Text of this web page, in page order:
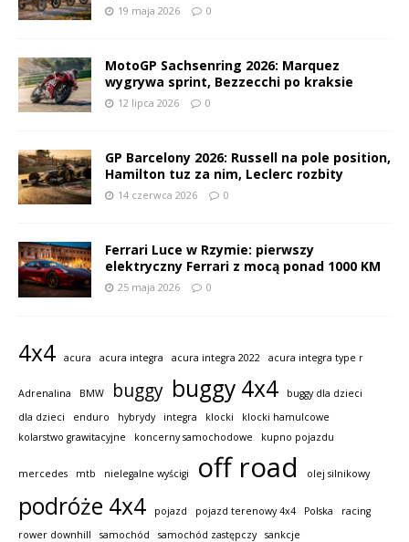
19 maja 2026 0
MotoGP Sachsenring 2026: Marquez
wygrywa sprint, Bezzecchi po kraksie
12 lipca 2026 0
GP Barcelony 2026: Russell na pole position,
Hamilton tuz za nim, Leclerc rozbity
14 czerwca 2026 0
Ferrari Luce w Rzymie: pierwszy
elektryczny Ferrari z mocą ponad 1000 KM
25 maja 2026 0
4x4 acura acura integra acura integra 2022 acura integra type r
Adrenalina BMW buggy buggy 4x4
buggy dla dzieci
dla dzieci
enduro hybrydy integra klocki
klocki hamulcowe
kolarstwo grawitacyjne
koncerny samochodowe kupno pojazdu
mercedes mtb nielegalne wyścigi off road olej silnikowy
podróże 4x4 pojazd pojazd terenowy 4x4 Polska
racing
rower downhill
samochód samochód zastępczy
sankcje